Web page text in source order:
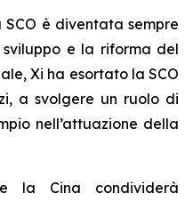
è diventata sempre
e la riforma del
Xi ha esortato la SCO
a svolgere un ruolo di
nell’attuazione della
la Cina condividerà